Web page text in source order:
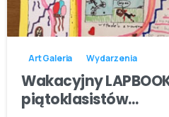
Art Galeria Wydarzenia
Wakacyjny
piątoklasistów…